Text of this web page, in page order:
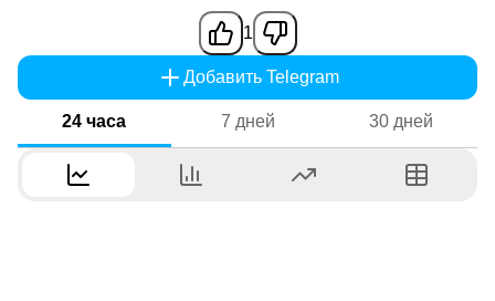
1
Добавить Telegram
24 часа 7 дней 30 дней